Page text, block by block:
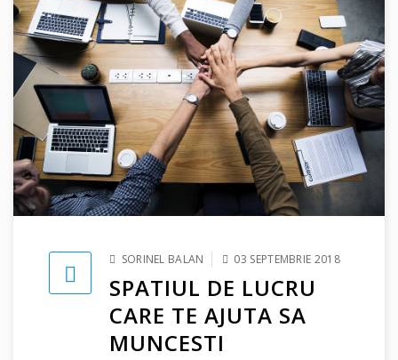
SORINEL BALAN 03 SEPTEMBRIE 2018
SPATIUL DE LUCRU
CARE TE AJUTA SA
MUNCESTI